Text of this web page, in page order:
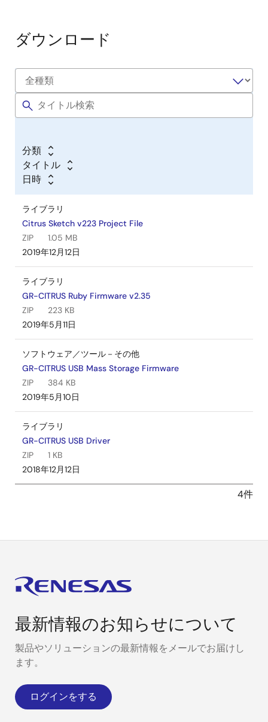
ダウンロード
分類
タイトル
日時
ライブラリ
Citrus Sketch v223 Project File
ZIP
1.05 MB
2019年12月12日
ライブラリ
GR-CITRUS Ruby Firmware v2.35
ZIP
223 KB
2019年5月11日
ソフトウェア／ツール－その他
GR-CITRUS USB Mass Storage Firmware
ZIP
384 KB
2019年5月10日
ライブラリ
GR-CITRUS USB Driver
ZIP
1 KB
2018年12月12日
4件
最新情報のお知らせについて
製品やソリューションの最新情報をメールでお届けし
ます。
ログインをする